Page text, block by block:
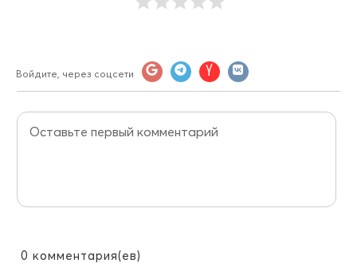
Войдите, через соцсети
0 комментария(ев)